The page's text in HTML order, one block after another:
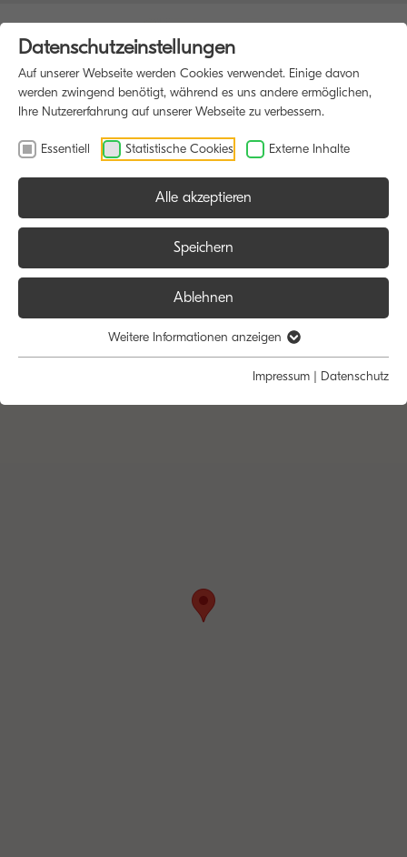
Datenschutzeinstellungen
Auf unserer Webseite werden Cookies verwendet. Einige davon
werden zwingend benötigt, während es uns andere ermöglichen,
Ihre Nutzererfahrung auf unserer Webseite zu verbessern.
Essentiell Statistische Cookies Externe Inhalte
Alle akzeptieren
Speichern
Ablehnen
Weitere Informationen anzeigen
Impressum | Datenschutz